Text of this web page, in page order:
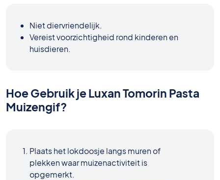
Niet diervriendelijk.
Vereist voorzichtigheid rond kinderen en
huisdieren.
Hoe Gebruik je Luxan Tomorin Pasta
Muizengif?
Plaats het lokdoosje langs muren of
plekken waar muizenactiviteit is
opgemerkt.